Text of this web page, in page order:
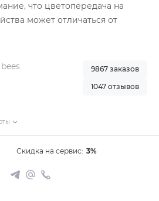
что цветопередача на
может отличаться от
9867 заказов
1047 отзывов
Скидка на сервис: 3%